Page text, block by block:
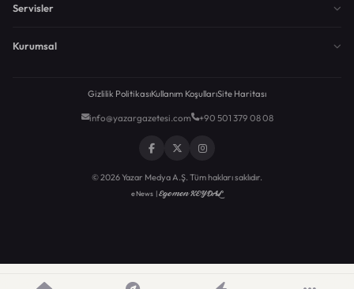
Servisler
Kurumsal
Gizlilik PolitikasıKullanım KoşullarıSite Haritası
info@yazargazetesi.com +90 501 379 08 08
© 2026 Yazar Medya A.Ş. Tüm hakları saklıdır.
eNews |Egemen KEYDAL